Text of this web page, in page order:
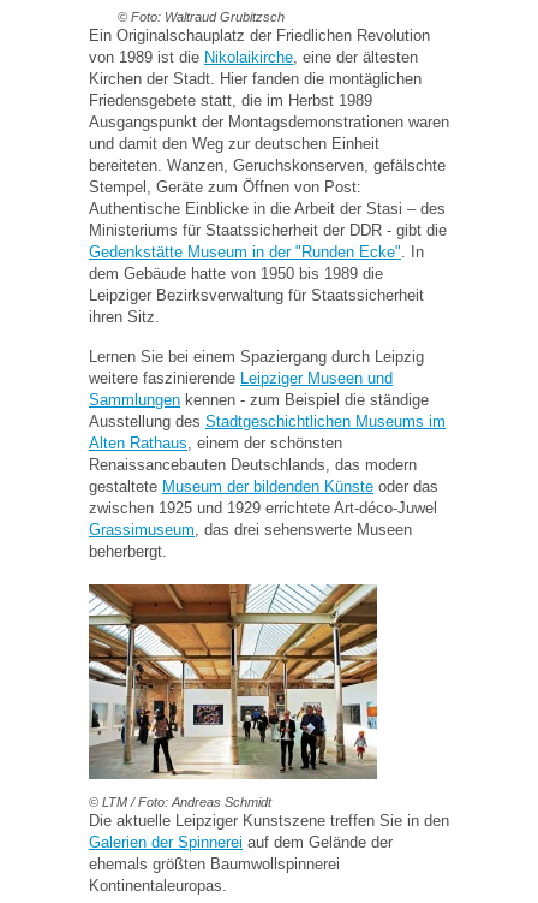
© Foto: Waltraud Grubitzsch
Ein Originalschauplatz der Friedlichen Revolution
von 1989 ist die Nikolaikirche, eine der ältesten
Kirchen der Stadt. Hier fanden die montäglichen
Friedensgebete statt, die im Herbst 1989
Ausgangspunkt der Montagsdemonstrationen waren
und damit den Weg zur deutschen Einheit
bereiteten. Wanzen, Geruchskonserven, gefälschte
Stempel, Geräte zum Öffnen von Post:
Authentische Einblicke in die Arbeit der Stasi – des
Ministeriums für Staatssicherheit der DDR - gibt die
Gedenkstätte Museum in der "Runden Ecke". In
dem Gebäude hatte von 1950 bis 1989 die
Leipziger Bezirksverwaltung für Staatssicherheit
ihren Sitz.
Lernen Sie bei einem Spaziergang durch Leipzig
weitere faszinierende Leipziger Museen und
Sammlungen kennen - zum Beispiel die ständige
Ausstellung des Stadtgeschichtlichen Museums im
Alten Rathaus, einem der schönsten
Renaissancebauten Deutschlands, das modern
gestaltete Museum der bildenden Künste oder das
zwischen 1925 und 1929 errichtete Art-déco-Juwel
Grassimuseum, das drei sehenswerte Museen
beherbergt.
© LTM / Foto: Andreas Schmidt
Die aktuelle Leipziger Kunstszene treffen Sie in den
Galerien der Spinnerei auf dem Gelände der
ehemals größten Baumwollspinnerei
Kontinentaleuropas.